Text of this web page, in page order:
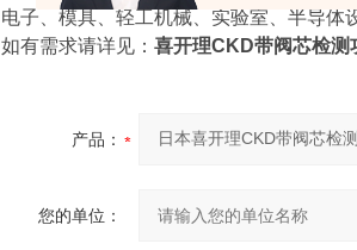
电子、模具、轻工机械、实验室、半导体
如有需求请详见： 喜开理CKD带阀芯检测
产品：
您的单位：